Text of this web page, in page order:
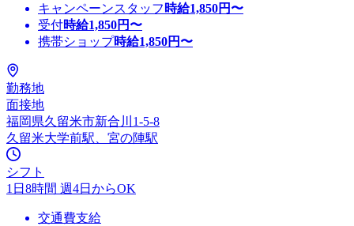
キャンペーンスタッフ 時給1,850円〜
受付時給1,850円〜
携帯ショップ時給1,850円〜
勤務地
面接地
福岡県久留米市新合川1-5-8
久留米大学前駅、宮の陣駅
シフト
1日8時間 週4日からOK
交通費支給